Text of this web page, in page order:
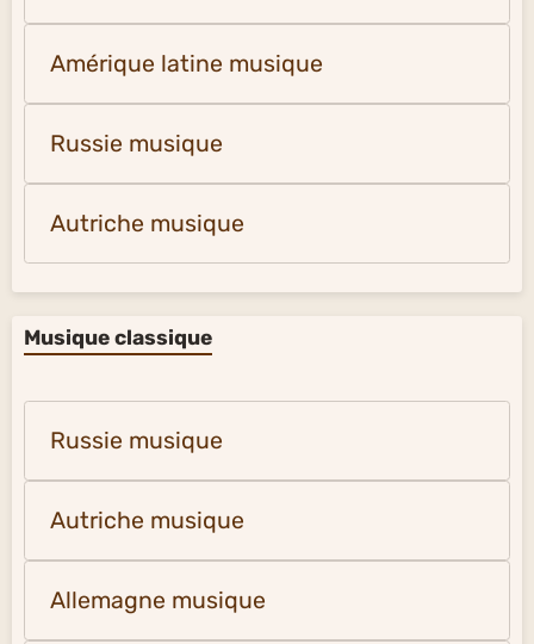
Amérique latine musique
Russie musique
Autriche musique
Musique classique
Russie musique
Autriche musique
Allemagne musique